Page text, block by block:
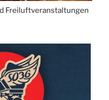
Freiluftveranstaltungen